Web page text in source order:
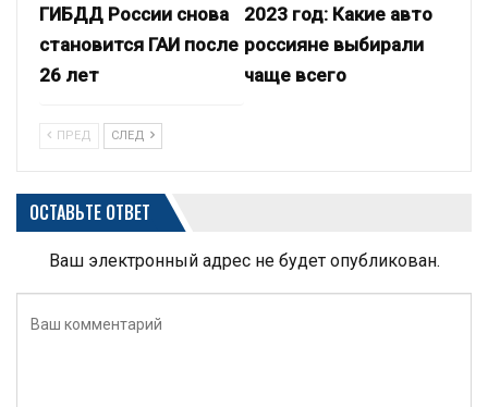
ГИБДД России снова
становится ГАИ после
26 лет
2023 год: Какие авто
россияне выбирали
чаще всего
ПРЕД СЛЕД
ОСТАВЬТЕ ОТВЕТ
Ваш электронный адрес не будет опубликован.